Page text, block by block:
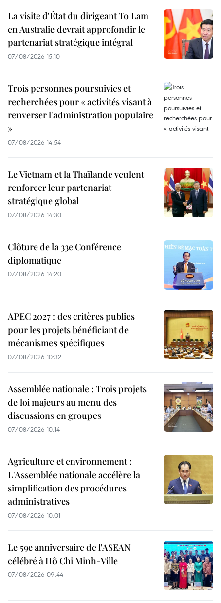
La visite d'État du dirigeant To Lam
en Australie devrait approfondir le
partenariat stratégique intégral
07/08/2026 15:10
Trois personnes poursuivies et
recherchées pour « activités visant à
renverser l'administration populaire
»
07/08/2026 14:54
Le Vietnam et la Thaïlande veulent
renforcer leur partenariat
stratégique global
07/08/2026 14:30
Clôture de la 33e Conférence
diplomatique
07/08/2026 14:20
APEC 2027 : des critères publics
pour les projets bénéficiant de
mécanismes spécifiques
07/08/2026 10:32
Assemblée nationale : Trois projets
de loi majeurs au menu des
discussions en groupes
07/08/2026 10:14
Agriculture et environnement :
L'Assemblée nationale accélère la
simplification des procédures
administratives
07/08/2026 10:01
Le 59e anniversaire de l'ASEAN
célébré à Hô Chi Minh-Ville
07/08/2026 09:44